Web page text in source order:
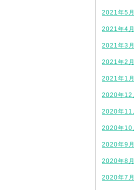
2021年5月
2021年4月
2021年3月
2021年2月
2021年1月
2020年12
2020年11
2020年10
2020年9月
2020年8月
2020年7月